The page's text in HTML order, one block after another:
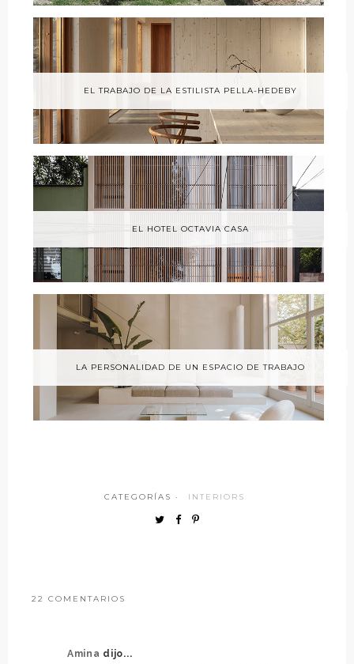
EL TRABAJO DE LA ESTILISTA PELLA-HEDEBY
EL HOTEL OCTAVIA CASA
LA PERSONALIDAD DE UN ESPACIO DE TRABAJO
CATEGORÍAS · INTERIORS
22 COMENTARIOS
Amina dijo...